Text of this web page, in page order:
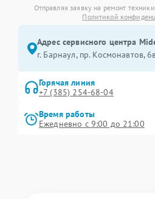
Отправляя заявку на ремонт
Политикой
Адрес сервисного центра
г. Барнаул, ​пр. Космонавтов,
Горячая линия
+7 (385) 254-68-04
Время работы
Ежедневно с 9:00 до 21:00